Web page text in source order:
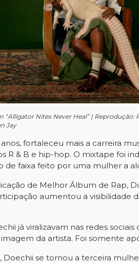
“Alligator Nites Never Heal” | Reprodução:
Jay
fortaleceu mais a carreira
R & B e hip-hop. O mixtape foi
de faixa feito por uma mulher a
de Melhor Álbum de Rap,
aumentou a visibilidade
já viralizavam nas redes
da artista. Foi somente
Doechii se tornou a terceira